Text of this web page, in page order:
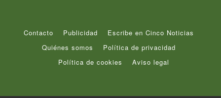
Contacto Publicidad
Escribe en Cinco Noticias
Quiénes somos
Política de privacidad
Política de cookies
Aviso legal